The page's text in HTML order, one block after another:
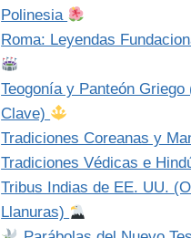
Polinesia
Roma: Leyendas
Teogonía y Panteón Griego
Clave)
Tradiciones Coreanas y
Tradiciones Védicas e
Tribus Indias de EE. UU.
Llanuras)